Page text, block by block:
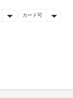
カード可